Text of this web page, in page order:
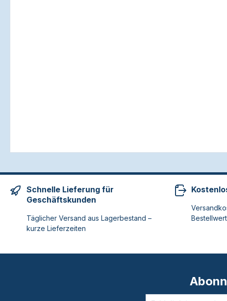
Schnelle Lieferung für
Geschäftskunden
Täglicher Versand aus Lagerbestand –
kurze Lieferzeiten